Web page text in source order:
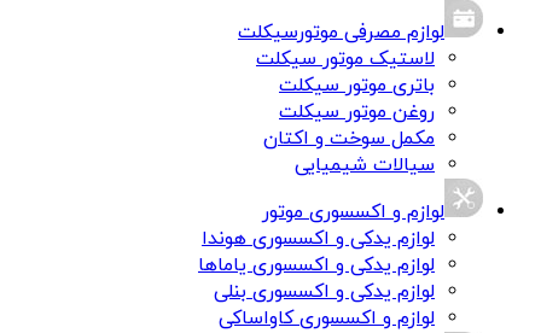
لوازم مصرفی موتورسیکلت
لاستیک موتور سیکلت
باتری موتور سیکلت
روغن موتور سیکلت
مکمل سوخت و اکتان
سیالات شیمیایی
لوازم و اکسسوری موتور
لوازم یدکی و اکسسوری هوندا
لوازم یدکی و اکسسوری یاماها
لوازم یدکی و اکسسوری بنلی
لوازم و اکسسوری کاواساکی